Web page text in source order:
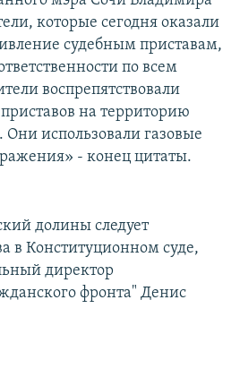
которые сегодня оказали
судебным приставам,
по всем
воспрепятствовали
на территорию
Они использовали газовые
- конец цитаты.
долины следует
в Конституционном суде,
директор
фронта" Денис